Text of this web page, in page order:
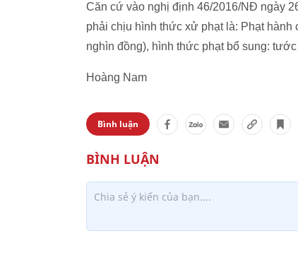
Căn cứ vào nghị định 46/2016/NĐ ngày
phải chịu hình thức xử phạt là: Phạt
nghìn đồng), hình thức phạt bổ sung:
Hoàng Nam
Bình luận